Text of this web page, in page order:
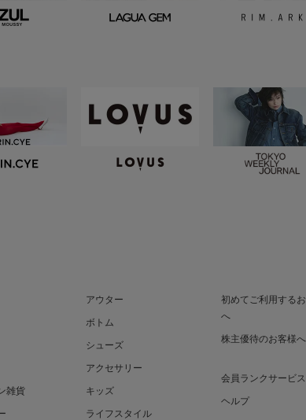
アウター
ボトム
シューズ
アクセサリー
雑貨
キッズ
ライフスタイル
初めてご利用する
へ
株主優待のお客様へ
会員ランクサービス
ヘルプ